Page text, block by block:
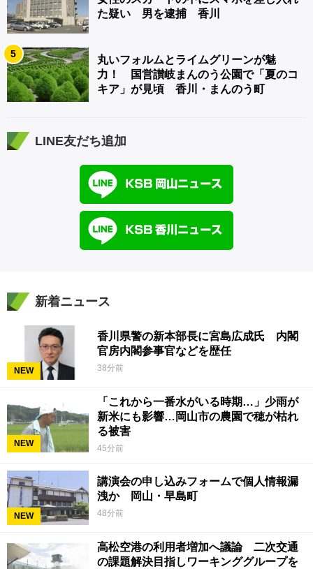
た疑い 男を逮捕 香川
5
丸いフォルムとライムグリーンが魅
力！ 国営讃岐まんのう公園で「夏のコ
キア」が見頃 香川・まんのう町
LINE友だち追加
新着ニュース
NEW
香川県警の新本部長に宮島広成氏 内閣
官房内閣参事官などを歴任
38分前
NEW
「これから一番水がいる時期…」少雨が
新米にも影響…岡山市の農園で穂が枯れ
る被害
45分前
NEW
講演会の申し込みフォームで個人情報漏
洩か 岡山・早島町
48分前
高松空港の利用者増加へ議論 二次交通
の課題解決目指しワーキンググループを